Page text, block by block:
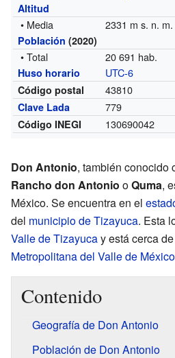
Altitud
• Media 2331 m s. n. m.
Población (2020)
• Total 20 691 hab.
Huso horario UTC-6
Código postal 43810
Clave Lada 779
Código INEGI 130690042
Don Antonio, también conocido
Rancho don Antonio oQuma,
México. Se encuentra en el
del municipio de Tizayuca. Esta
Valle de Tizayucay está cerca
Metropolitana del Valle de México
Contenido
Geografía de Don Antonio
Población de Don Antonio